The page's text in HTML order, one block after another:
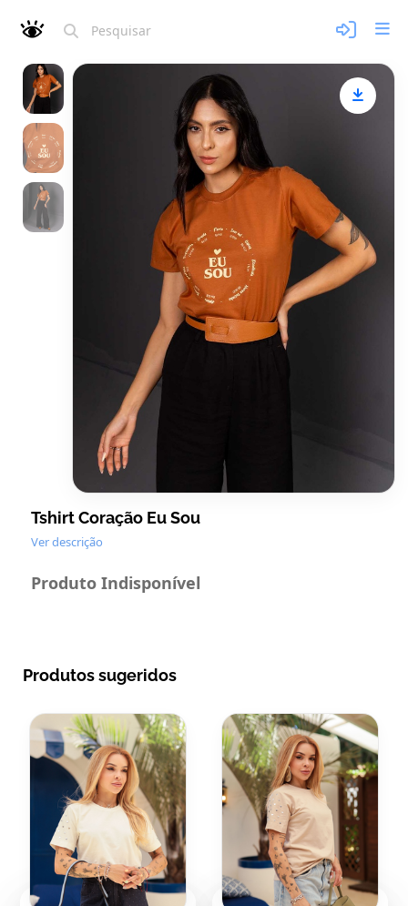
Tshirt Coração Eu Sou
Ver descrição
Produto Indisponível
Produtos sugeridos